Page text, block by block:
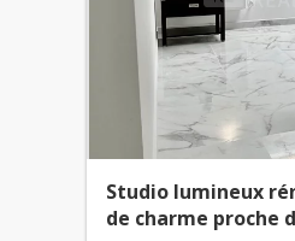
Studio lumineux
de charme proche